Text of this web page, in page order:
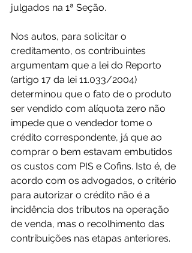
julgados na 1ª Seção.
Nos autos, para solicitar o
creditamento, os contribuintes
argumentam que a lei do Reporto
(artigo 17 da lei 11.033/2004)
determinou que o fato de o produto
ser vendido com alíquota zero não
impede que o vendedor tome o
crédito correspondente, já que ao
comprar o bem estavam embutidos
os custos com PIS e Cofins. Isto é, de
acordo com os advogados, o critério
para autorizar o crédito não é a
incidência dos tributos na operação
de venda, mas o recolhimento das
contribuições nas etapas anteriores.